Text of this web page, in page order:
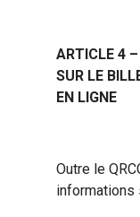
ARTICLE 4
SUR LE
EN LIGNE
Outre le
informations